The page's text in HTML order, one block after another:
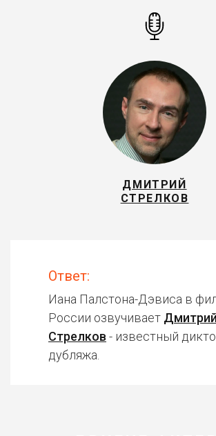
ДМИТРИЙ
СТРЕЛКОВ
Ответ:
Иана Палстона-Дэвиса в
России озвучивает Дмитрий
Стрелков - известный
дубляжа.